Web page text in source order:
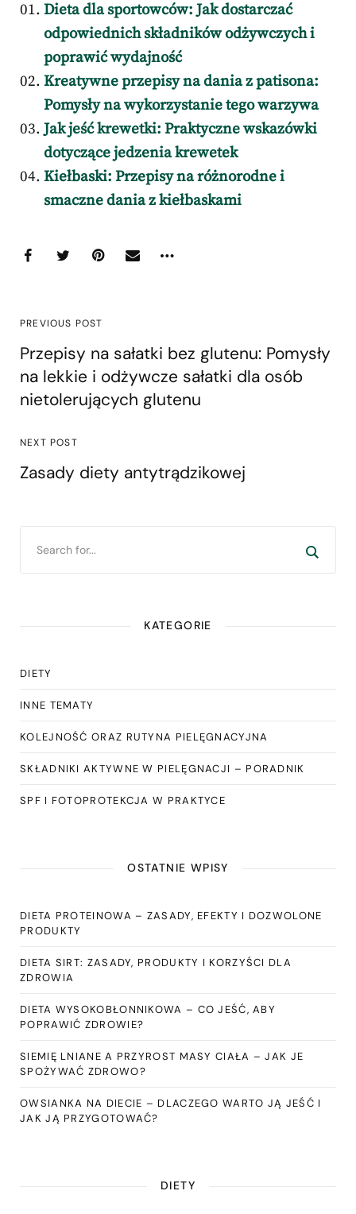
Dieta dla sportowców: Jak dostarczać
odpowiednich składników odżywczych i
poprawić wydajność
Kreatywne przepisy na dania z patisona:
Pomysły na wykorzystanie tego warzywa
Jak jeść krewetki: Praktyczne wskazówki
dotyczące jedzenia krewetek
Kiełbaski: Przepisy na różnorodne i
smaczne dania z kiełbaskami
PREVIOUS POST
Przepisy na sałatki bez glutenu: Pomysły
na lekkie i odżywcze sałatki dla osób
nietolerujących glutenu
NEXT POST
Zasady diety antytrądzikowej
KATEGORIE
DIETY
INNE TEMATY
KOLEJNOŚĆ ORAZ RUTYNA PIELĘGNACYJNA
SKŁADNIKI AKTYWNE W PIELĘGNACJI – PORADNIK
SPF I FOTOPROTEKCJA W PRAKTYCE
OSTATNIE WPISY
DIETA PROTEINOWA – ZASADY, EFEKTY I DOZWOLONE
PRODUKTY
DIETA SIRT: ZASADY, PRODUKTY I KORZYŚCI DLA
ZDROWIA
DIETA WYSOKOBŁONNIKOWA – CO JEŚĆ, ABY
POPRAWIĆ ZDROWIE?
SIEMIĘ LNIANE A PRZYROST MASY CIAŁA – JAK JE
SPOŻYWAĆ ZDROWO?
OWSIANKA NA DIECIE – DLACZEGO WARTO JĄ JEŚĆ I
JAK JĄ PRZYGOTOWAĆ?
DIETY